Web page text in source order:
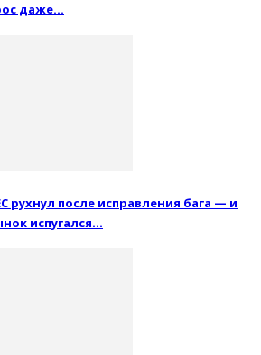
даже…
рухнул после исправления бага — и
испугался…